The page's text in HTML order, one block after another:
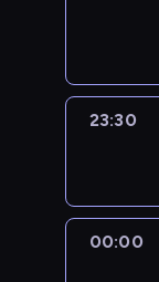
23:30
00:00